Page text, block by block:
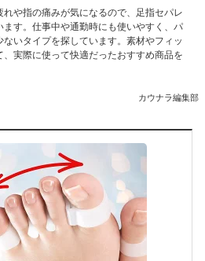
や指の痛みが気になるので、足指セパレ
す。仕事中や通勤時にも使いやすく、パ
いタイプを探しています。素材やフィッ
、実際に使って快適だったおすすめ商品を
カウナラ編集部